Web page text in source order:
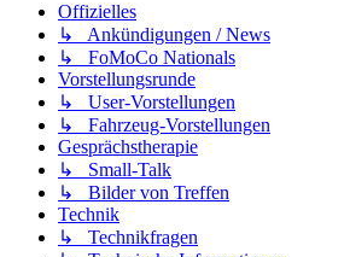
Offizielles
↳ Ankündigungen / News
↳ FoMoCo Nationals
Vorstellungsrunde
↳ User-Vorstellungen
↳ Fahrzeug-Vorstellungen
Gesprächstherapie
↳ Small-Talk
↳ Bilder von Treffen
Technik
↳ Technikfragen